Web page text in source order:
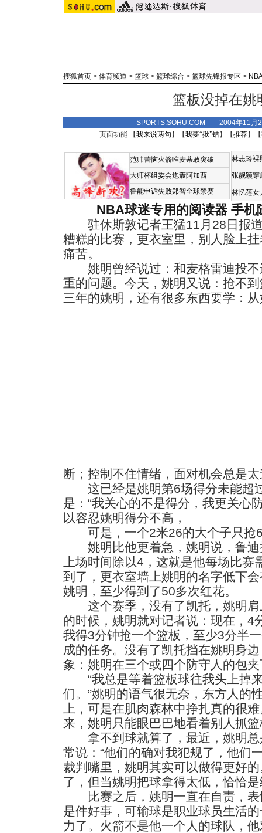
搜狐首页 > 体育频道 > 篮球 > 篮球综合 > 篮球先锋报专区 >
篮板没掉在姚
SPORTS.SOHU.COM 2004年11月
页面功能 【我来说两句 】【我要“揪”错】【推荐】
范帅苦恼火箭唯麦蒂敢突破
大师杯组委会炮轰阿加西
鲁能申诉失败郑智全球禁赛
林志玲裸
张靓颖穿
林忆莲女
NBA球迷专用的阅读器 手机
驻休斯敦记者王猛11月28日报道
糟糕的比赛，更衣室里，别人脸上
痛苦。
姚明曾经说过：和麦格雷迪投不
重的问题。今天，姚明又说：抢不
三年的姚明，还有很多东西要学：
断；控制不住情绪，面对机会总是
这已经是姚明第6场得分未能超
是：“我关心的不是得分，我更关心
以容忍姚明得分不高，
可是，一个2米26的大个子只抢6
姚明比他更着急，姚明说，鲁迪
上场时间除以4，这就是他每场比
到了，更衣室墙上姚明的名字低下
姚明，至少得到了50多次红花。
这个赛季，没有了凯托，姚明肩
的时候，姚明就对记者说：现在，4
我得3分钟抢一个篮板，至少3分半
成的任务。没有了凯托挡在姚明身
象：姚明在三个或四个防守人的包
“我总是等着篮板球往我头上掉
们。”姚明的语气很无奈，东方人的
上，可是在肌肉森林中挣扎真的很
来，姚明只能眼巴巴地看着别人抓
拿不到球就算了，最近，姚明总
常说：“他们的确对我犯规了，他们
裁判嘴里，姚明其实可以做得更好
了，但当姚明把球拿得太低，恰恰
比赛之后，姚明一直在自责，表
是件好事，可输球是职业球员生活
力了。火箭不是他一个人的球队，